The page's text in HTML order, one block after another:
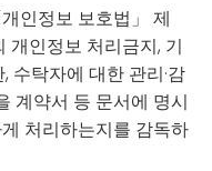
인정보 보호법」 제
개인정보 처리금지, 기
수탁자에 대한 관리·감
계약서 등 문서에 명시
처리하는지를 감독하